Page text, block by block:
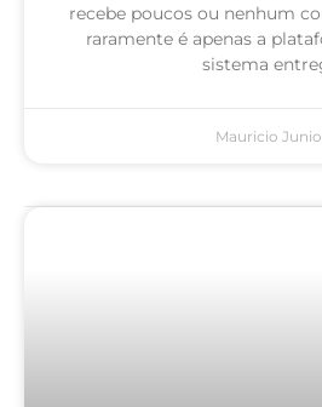
recebe poucos ou nenhum
raramente é apenas a
sistema
Mauricio